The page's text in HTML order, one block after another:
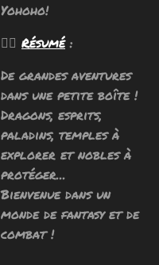
Yohoho!
🧙‍♂️ Résumé:
De grandes aventures
dans une petite boîte !
Dragons, esprits,
paladins, temples à
explorer et nobles à
protéger...
Bienvenue dans un
monde de fantasy et de
combat !